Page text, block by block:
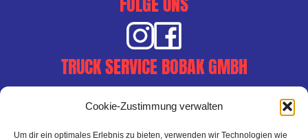
Cookie-Zustimmung verwalten
Um dir ein optimales Erlebnis zu bieten, verwenden wir Technologien wie
TRUCK SERVICE BOBAK GMBH
65462 Ginsheim-Gustavsburg